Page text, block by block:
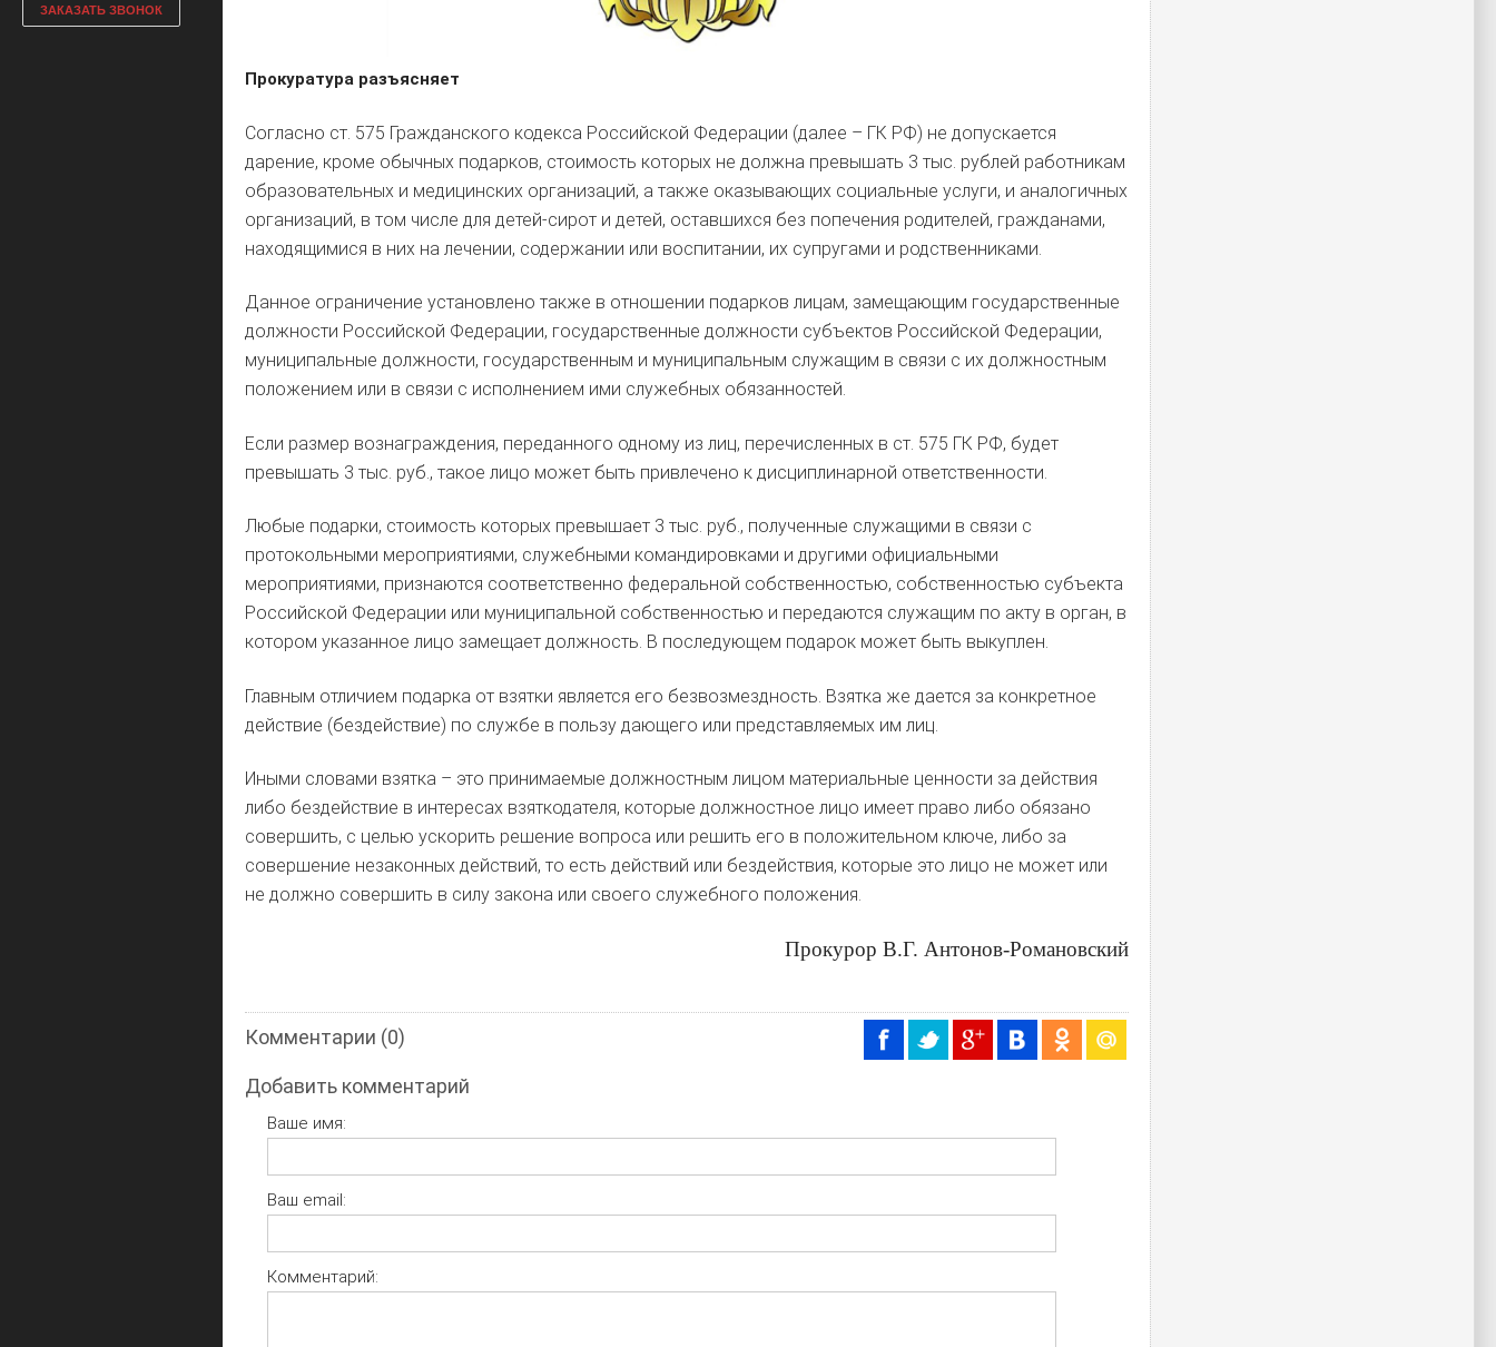
ЗАКАЗАТЬ ЗВОНОК
Прокуратура разъясняет
Согласно ст. 575 Гражданского кодекса Российской Федерации (далее – ГК РФ) не допускается
дарение, кроме обычных подарков, стоимость которых не должна превышать 3 тыс. рублей работникам
образовательных и медицинских организаций, а также оказывающих социальные услуги, и аналогичных
организаций, в том числе для детей-сирот и детей, оставшихся без попечения родителей, гражданами,
находящимися в них на лечении, содержании или воспитании, их супругами и родственниками.
Данное ограничение установлено также в отношении подарков лицам, замещающим государственные
должности Российской Федерации, государственные должности субъектов Российской Федерации,
муниципальные должности, государственным и муниципальным служащим в связи с их должностным
положением или в связи с исполнением ими служебных обязанностей.
Если размер вознаграждения, переданного одному из лиц, перечисленных в ст. 575 ГК РФ, будет
превышать 3 тыс. руб., такое лицо может быть привлечено к дисциплинарной ответственности.
Любые подарки, стоимость которых превышает 3 тыс. руб., полученные служащими в связи с
протокольными мероприятиями, служебными командировками и другими официальными
мероприятиями, признаются соответственно федеральной собственностью, собственностью субъекта
Российской Федерации или муниципальной собственностью и передаются служащим по акту в орган, в
котором указанное лицо замещает должность. В последующем подарок может быть выкуплен.
Главным отличием подарка от взятки является его безвозмездность. Взятка же дается за конкретное
действие (бездействие) по службе в пользу дающего или представляемых им лиц.
Иными словами взятка – это принимаемые должностным лицом материальные ценности за действия
либо бездействие в интересах взяткодателя, которые должностное лицо имеет право либо обязано
совершить, с целью ускорить решение вопроса или решить его в положительном ключе, либо за
совершение незаконных действий, то есть действий или бездействия, которые это лицо не может или
не должно совершить в силу закона или своего служебного положения.
Прокурор В.Г. Антонов-Романовский
Комментарии (0)
Добавить комментарий
Ваше имя:
Ваш email:
Комментарий: